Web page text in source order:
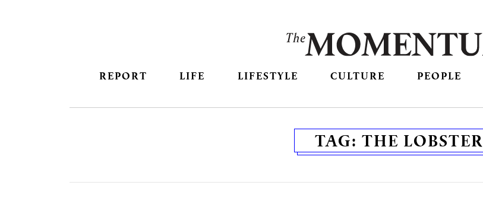
REPORT LIFE LIFESTYLE CULTURE PEOPLE
TAG: THE LOBSTER